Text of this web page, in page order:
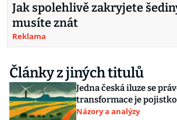
Jak spolehlivě zakryjete
musíte znát
Reklama
Články z jiných titulů
Jedna česká iluze se
transformace je
Názory a analýzy